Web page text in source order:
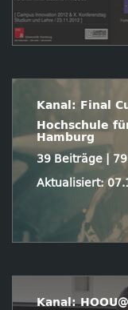
Kanal: Final
Hochschule
Hamburg
39 Beiträge |
Aktualisiert:
Kanal: